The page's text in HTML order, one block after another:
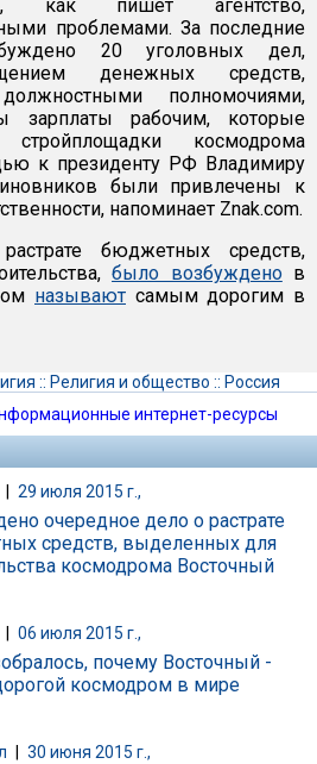
как пишет агентство,
проблемами. За последние
20 уголовных дел,
денежных средств,
полномочиями,
зарплаты рабочим, которые
космодрома
к президенту РФ Владимиру
были привлечены к
напоминает Znak.com.
бюджетных средств,
было возбужденов
называют самым дорогим в
:: Религия и общество :: Россия
интернет-ресурсы
| 29 июля 2015 г.,
очередное дело о растрате
средств, выделенных для
космодрома Восточный
06 июля 2015 г.,
почему Восточный -
космодром в мире
30 июня 2015 г.,